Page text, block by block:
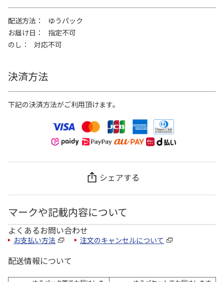
配送方法
ゆうパック
お届け日
指定不可
のし
対応不可
決済方法
下記の決済方法がご利用頂けます。
シェアする
マークや記載内容について
よくあるお問い合わせ
お支払い方法 注文のキャンセルについて
配送情報について